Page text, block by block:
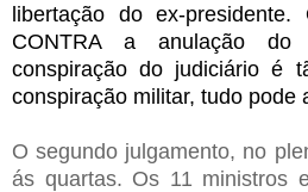
libertação do ex-
CONTRA a anulação do
conspiração do judiciário é
conspiração militar, tudo pode
O segundo julgamento, no
ás quartas. Os 11 ministros